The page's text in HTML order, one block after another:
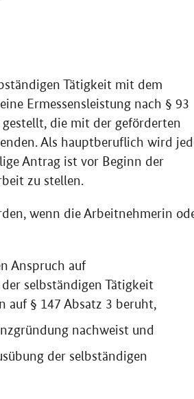
Tätigkeit mit dem
Ermessensleistung nach § 93
die mit der geförderten
Als hauptberuflich wird
Antrag ist vor Beginn der
zu stellen.
wenn die Arbeitnehmerin
Anspruch auf
selbständigen Tätigkeit
auf § 147 Absatz 3 beruht,
nachweist und
der selbständigen